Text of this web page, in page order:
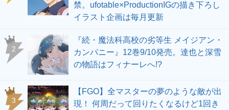
禁。ufotable×ProductionIGの描き下ろし
イラスト企画は毎月更新
2
『続・魔法科高校の劣等生 メイジアン・
カンパニー』12巻9/10発売。達也と深雪
の物語はフィナーレへ!?
3
【FGO】全マスターの夢のような敵が出
現！ 何周だって回りたくなるけど1回き